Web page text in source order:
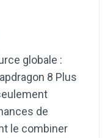
globale :
8 Plus
de
le combiner